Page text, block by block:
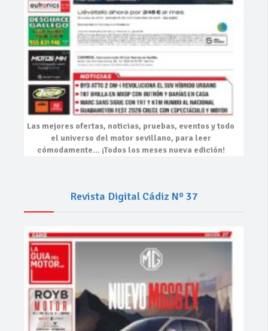
Las mejores ofertas, noticias, pruebas, eventosy todo
el universo del motor sevillano, para leer
cómodamente… ¡Todos los meses nueva edición!
Revista Digital Cádiz Nº 37